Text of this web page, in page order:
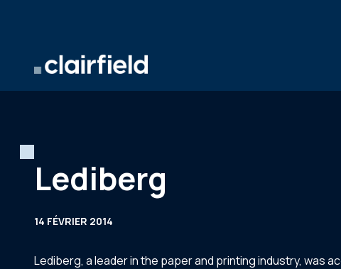
Lediberg
14 FÉVRIER 2014
Lediberg, a leader in the paper and printing industry, was